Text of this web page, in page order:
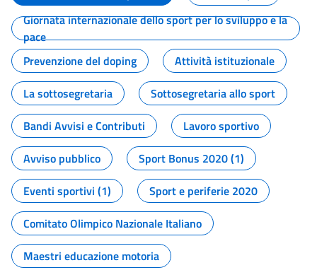
Giornata internazionale dello sport per lo sviluppo e la
pace
Prevenzione del doping
Attività istituzionale
La sottosegretaria
Sottosegretaria allo sport
Bandi Avvisi e Contributi
Lavoro sportivo
Avviso pubblico
Sport Bonus 2020 (1)
Eventi sportivi (1)
Sport e periferie 2020
Comitato Olimpico Nazionale Italiano
Maestri educazione motoria